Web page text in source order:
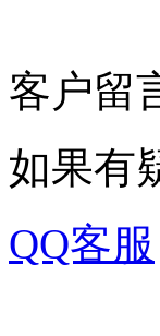
客户留
如果有
QQ客服